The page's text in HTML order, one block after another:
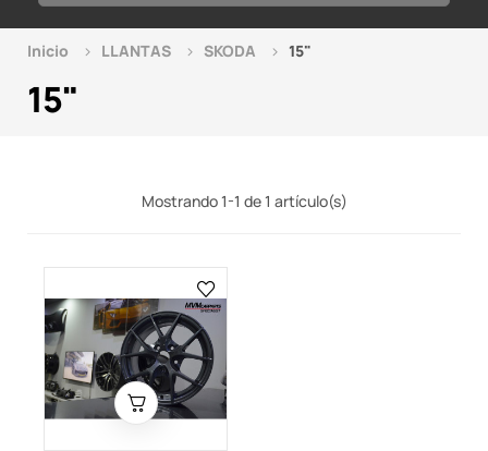
15"
Inicio LLANTAS SKODA 15"
Mostrando 1-1 de 1 artículo(s)